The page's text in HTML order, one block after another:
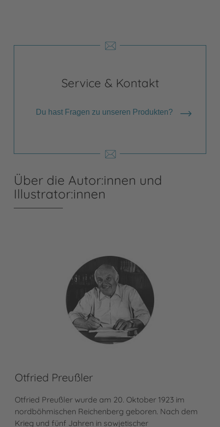
Service & Kontakt
Du hast Fragen zu unseren Produkten?
Über die Autor:innen und
Illustrator:innen
Otfried Preußler
Otfried Preußler wurde am 20. Oktober 1923 im
nordböhmischen Reichenberg geboren. Nach dem
Krieg und fünf Jahren in sowjetischer